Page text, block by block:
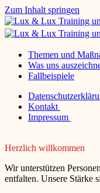
Zum Inhalt springen
Themen und
Was uns
Fallbeispiele
Kontakt
Impressum
Herzlich willkommen
Wir unterstützen
entfalten. Unsere Stärke